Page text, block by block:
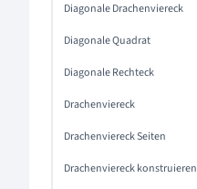
Diagonale Drachenviereck
Diagonale Quadrat
Diagonale Rechteck
Drachenviereck
Drachenviereck Seiten
Drachenviereck konstruieren